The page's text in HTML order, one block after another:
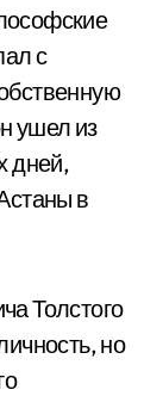
с
ушел из
дней,
в
Толстого
но